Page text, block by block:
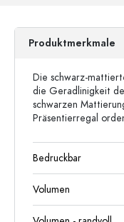
Produktmerkmale
Die schwarz-
die Geradlinigkeit
schwarzen
Präsentierregal
Bedruckbar
Volumen